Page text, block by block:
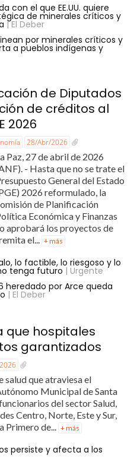
con el que EE.UU. quiere
de minerales críticos y
| El Deber
por minerales críticos y
a pueblos indígenas y
de Diputados
de créditos al
2026
28/Abr/2026
Paz, 27 de abril de 2026
- Hasta que no se trate el
General del Estado
2026 reformulado, la
de Planificación
Económica y Finanzas
aprobará los proyectos de
el... + más
lo factible, lo riesgoso y lo
tenga futuro | Urgente
heredado por Arce queda
| El Deber
que hospitales
garantizados
salud que atraviesa el
Municipal de Santa
del sector Salud,
Centro, Norte, Este y Sur,
Primero de... + más
persiste y afecta a los